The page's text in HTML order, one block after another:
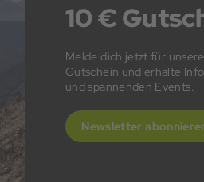
10 €
Melde dich jetzt für
Gutschein und erhalte
und spannenden Events.
Newsletter